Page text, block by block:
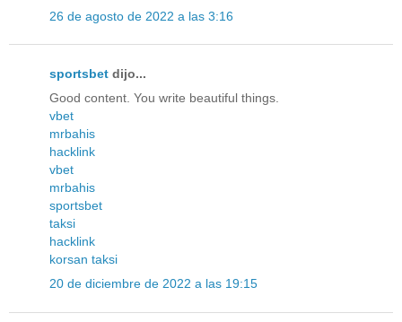
26 de agosto de 2022 a las 3:16
sportsbet dijo...
Good content. You write beautiful things.
vbet
mrbahis
hacklink
vbet
mrbahis
sportsbet
taksi
hacklink
korsan taksi
20 de diciembre de 2022 a las 19:15